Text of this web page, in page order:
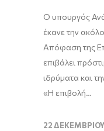
Ο υπουργός
έκανε την
Απόφαση της
επιβάλει
ιδρύματα και
«Η επιβολή…
22